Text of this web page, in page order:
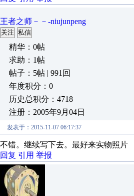
王者之师－－-niujunpeng
关注 私信
精华：0帖
求助：1帖
帖子：5帖 | 991回
年度积分：0
历史总积分：4718
注册：2005年9月04日
发表于：2015-11-07 06:17:37
不错。继续写下去。最好来实物照片
回复 引用 举报